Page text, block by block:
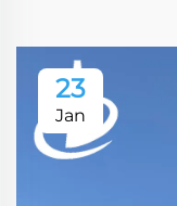
23
Jan